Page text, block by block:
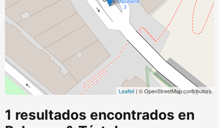
Leaflet | © OpenStreetMap contributors
1 resultados encontrados en